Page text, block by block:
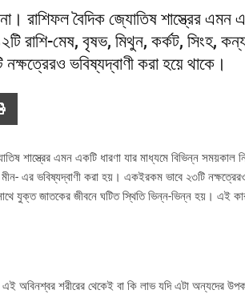
রাশিফল বৈদিক জ্যোতিষ শাস্ত্রের এমন
রাশি-মেষ, বৃষভ, মিথুন, কর্কট, সিংহ,
ভবিষ্যদ্বাণী করা হয়ে থাকে।
শাস্ত্রের এমন একটি ধারণা যার মাধ্যমে বিভিন্ন সময়কাল
এর ভবিষ্যদ্বাণী করা হয়। একইরকম ভাবে ২৩টি নক্ষত্রেরও
যুক্ত জাতকের জীবনে ঘটিত স্থিতি ভিন্ন-ভিন্ন হয়। এই
অবিনশ্বর শরীরের থেকেই বা কি লাভ যদি এটা অন্যদের